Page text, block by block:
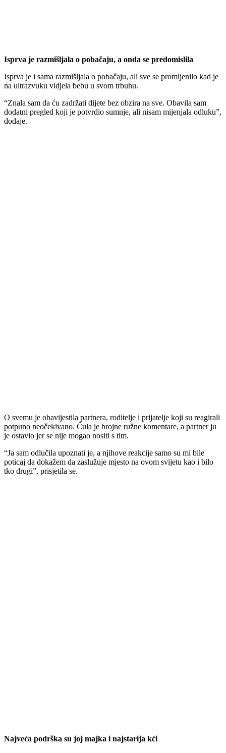
Isprva je razmišljala o pobačaju, a onda se predomislila
Isprva je i sama razmišljala o pobačaju, ali sve se promijenilo kad je
na ultrazvuku vidjela bebu u svom trbuhu.
“Znala sam da ću zadržati dijete bez obzira na sve. Obavila sam
dodatni pregled koji je potvrdio sumnje, ali nisam mijenjala odluku”,
dodaje.
O svemu je obavijestila partnera, roditelje i prijatelje koji su reagirali
potpuno neočekivano. Čula je brojne ružne komentare, a partner ju
je ostavio jer se nije mogao nositi s tim.
“Ja sam odlučila upoznati je, a njihove reakcije samo su mi bile
poticaj da dokažem da zaslužuje mjesto na ovom svijetu kao i bilo
tko drugi”, prisjetila se.
Najveća podrška su joj majka i najstarija kći